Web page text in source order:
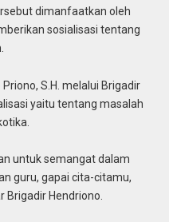
dimanfaatkan oleh
sosialisasi tentang
S.H. melalui Brigadir
yaitu tentang masalah
untuk semangat dalam
guru, gapai cita-citamu,
Brigadir Hendriono.